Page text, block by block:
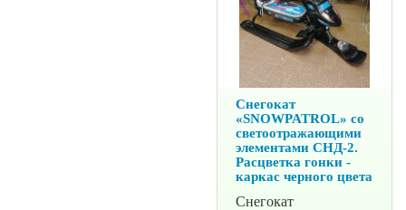
Снегокат
«SNOWPATROL» со
светоотражающими
элементами СНД-2.
Расцветка гонки -
каркас черного цвета
Снегокат